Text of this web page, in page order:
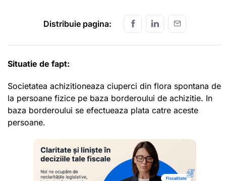
Distribuie pagina:
Situatie de fapt:
Societatea achizitioneaza ciuperci din flora spontana de
la persoane fizice pe baza borderoului de achizitie. In
baza borderoului se efectueaza plata catre aceste
persoane.